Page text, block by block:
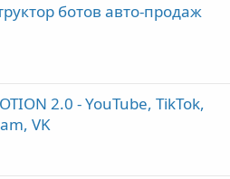
ботов авто-продаж
2.0 - YouTube, TikTok,
VK